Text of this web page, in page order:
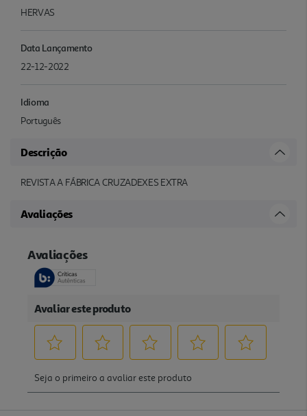
HERVAS
Data Lançamento
22-12-2022
Idioma
Português
Descrição
REVISTA A FÁBRICA CRUZADEXES EXTRA
Avaliações